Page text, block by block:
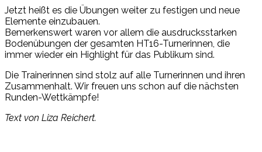
Jetzt heißt es die Übungen weiter zu festigen und neue
Elemente einzubauen.
Bemerkenswert waren vor allem die ausdrucksstarken
Bodenübungen der gesamten HT16-Turnerinnen, die
immer wieder ein Highlight für das Publikum sind.
Die Trainerinnen sind stolz auf alle Turnerinnen und ihren
Zusammenhalt. Wir freuen uns schon auf die nächsten
Runden-Wettkämpfe!
Text von Liza Reichert.